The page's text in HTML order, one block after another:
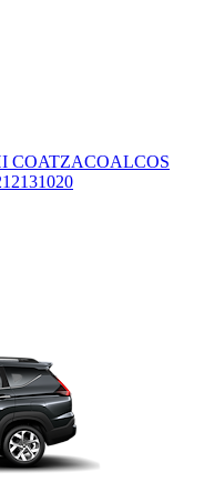
COATZACOALCOS